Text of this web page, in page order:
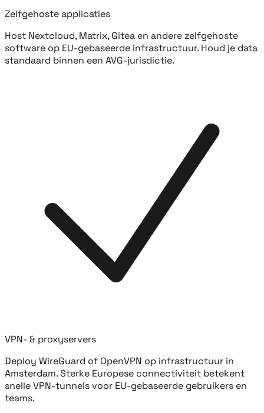
Zelfgehoste applicaties
Host Nextcloud, Matrix, Gitea en andere zelfgehoste
software op EU-gebaseerde infrastructuur. Houd je data
standaard binnen een AVG-jurisdictie.
VPN- & proxyservers
Deploy WireGuard of OpenVPN op infrastructuur in
Amsterdam. Sterke Europese connectiviteit betekent
snelle VPN-tunnels voor EU-gebaseerde gebruikers en
teams.